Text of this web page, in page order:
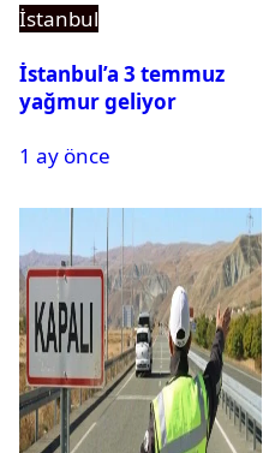
İstanbul
İstanbul’a 3 temmuz
yağmur geliyor
1 ay önce